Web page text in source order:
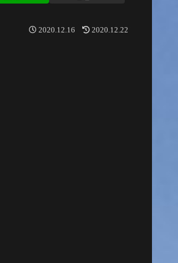
2020.12.16 2020.12.22